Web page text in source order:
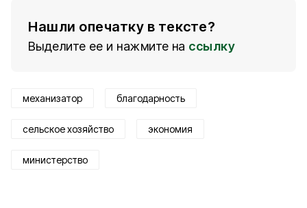
Нашли опечатку в тексте?
Выделите ее и нажмите на ссылку
механизатор благодарность
сельское хозяйство экономия
министерство